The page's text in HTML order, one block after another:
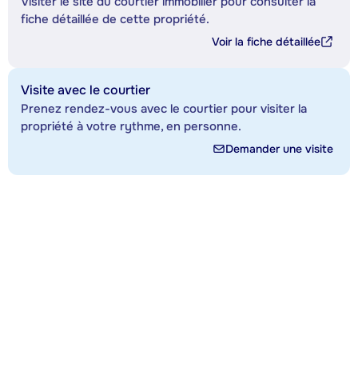
fiche détaillée de cette propriété.
Voir la fiche détaillée
Visite avec le courtier
Prenez rendez-vous avec le courtier pour visiter la
propriété à votre rythme, en personne.
Demander une visite